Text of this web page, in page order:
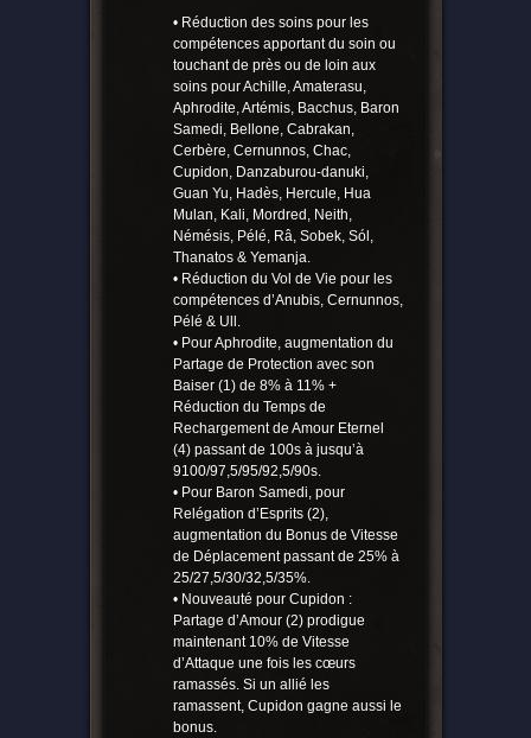
• Réduction des soins pour les
compétences apportant du soin ou
touchant de près ou de loin aux
soins pour Achille, Amaterasu,
Aphrodite, Artémis, Bacchus, Baron
Samedi, Bellone, Cabrakan,
Cerbère, Cernunnos, Chac,
Cupidon, Danzaburou-danuki,
Guan Yu, Hadès, Hercule, Hua
Mulan, Kali, Mordred, Neith,
Némésis, Pélé, Râ, Sobek, Sól,
Thanatos & Yemanja.
• Réduction du Vol de Vie pour les
compétences d’Anubis, Cernunnos,
Pélé & Ull.
• Pour Aphrodite, augmentation du
Partage de Protection avec son
Baiser (1) de 8% à 11% +
Réduction du Temps de
Rechargement de Amour Eternel
(4) passant de 100s à jusqu’à
9100/97,5/95/92,5/90s.
• Pour Baron Samedi, pour
Relégation d’Esprits (2),
augmentation du Bonus de Vitesse
de Déplacement passant de 25% à
25/27,5/30/32,5/35%.
• Nouveauté pour Cupidon :
Partage d’Amour (2) prodigue
maintenant 10% de Vitesse
d’Attaque une fois les cœurs
ramassés. Si un allié les
ramassent, Cupidon gagne aussi le
bonus.